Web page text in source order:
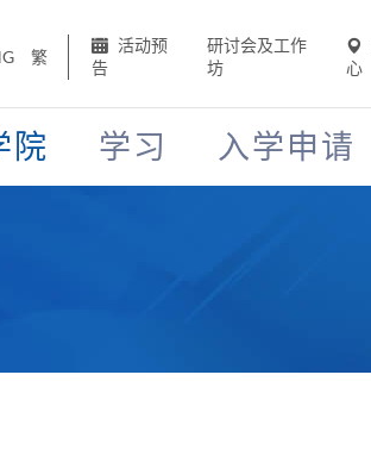
繁
活动预
告
研讨会及工作
坊
心
院 学习 入学申请